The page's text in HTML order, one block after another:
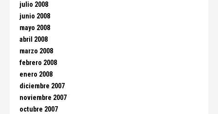
julio 2008
junio 2008
mayo 2008
abril 2008
marzo 2008
febrero 2008
enero 2008
diciembre 2007
noviembre 2007
octubre 2007